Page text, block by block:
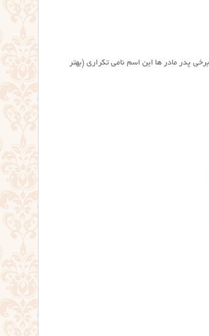
داشته است. شاید از دید برخی پدر مادر ها این اسم نامی تکراری (بهتر